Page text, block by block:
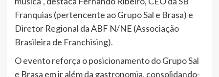
Franquias (pertencente ao Grupo Sal e Brasa) e
Diretor Regional da ABF N/NE (Associação
Brasileira de Franchising).
O evento reforça o posicionamento do Grupo Sal
e Brasa em ir além da gastronomia, consolidando-